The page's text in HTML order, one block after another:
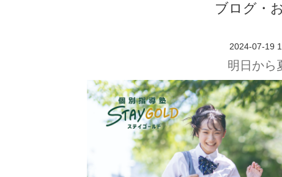
ブログ・
2024-07-19
明日から